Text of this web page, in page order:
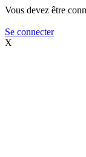
Vous devez être
Se connecter
X